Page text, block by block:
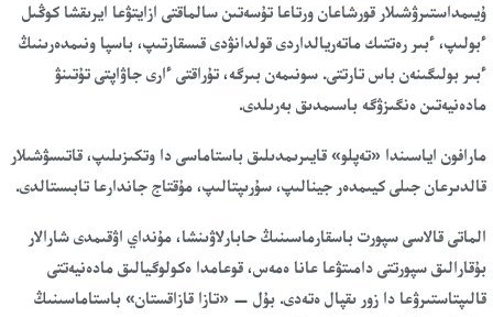
ۇيىمداستىرۋشىلار قورشاعان ورتاعا تۇسەتىن سالماقتى ازايتۋعا ايرىقشا كوڭىل
ءبولىپ، ءبىر رەتتىك ماتەريالداردى قولدانۋدى قىسقارتىپ، باسپا ونىمدەرىنىڭ
ءبىر بولىگىنەن باس تارتتى. سونىمەن بىرگە، تۇراقتى ءارى جاۋاپتى تۇتىنۋ
مادەنيەتىن ەنگىزۋگە باسىمدىق بەرىلدى.
مارافون اياسىندا «تەپلو» قايىرىمدىلىق باستاماسى دا وتكىزىلىپ، قاتىسۋشىلار
قالدىرعان جىلى كيىمدەر جينالىپ، سۇرىپتالىپ، مۇقتاج جاندارعا تابىستالدى.
الماتى قالاسى سپورت باسقارماسىنىڭ حابارلاۋىنشا، مۇنداي اۋقىمدى شارالار
بۇقارالىق سپورتتى دامىتۋعا عانا ەمەس، قوعامدا ەكولوگيالىق مادەنيەتتى
قالىپتاستىرۋعا دا زور ىقپال ەتەدى. بۇل — «تازا قازاقستان» باستاماسىنىڭ